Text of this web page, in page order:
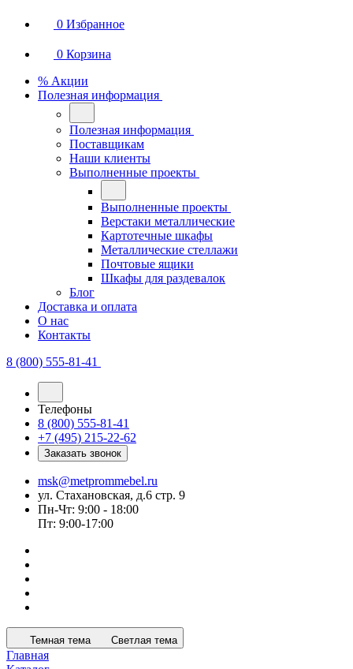
0 Избранное
0 Корзина
% Акции
Полезная информация
Полезная информация
Поставщикам
Наши клиенты
Выполненные проекты
Выполненные проекты
Верстаки металлические
Картотечные шкафы
Металлические стеллажи
Почтовые ящики
Шкафы для раздевалок
Блог
Доставка и оплата
О нас
Контакты
8 (800) 555-81-41
Телефоны
8 (800) 555-81-41
+7 (495) 215-22-62
Заказать звонок
msk@metprommebel.ru
ул. Стахановская, д.6 стр. 9
Пн-Чт: 9:00 - 18:00
Пт: 9:00-17:00
Темная тема Светлая тема
Главная